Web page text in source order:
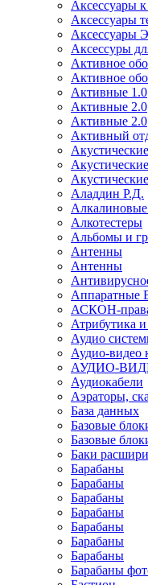
Аксессуары
Аксессуары
Аксессуары
Аксессуры
Активное
Активное
Активные 1.0
Активные 2.0
Активные 2.0
Активный
Аладдин Р.Д.
Алкалиновые
Алкотестеры
Альбомы и
Антенны
Антенны
Аппаратные
АСКОН-
Атрибутика
Аудио
Аудио-видео
АУДИО-
Аудиокабели
Аэраторы,
База данных
Базовые
Базовые
Баки
Барабаны
Барабаны
Барабаны
Барабаны
Барабаны
Барабаны
Барабаны
Барабаны